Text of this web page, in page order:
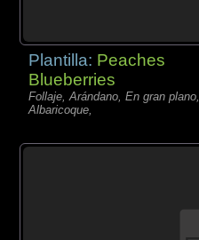
Plantilla: Peaches
Blueberries
Follaje, Arándano, En gran plano,
Albaricoque,